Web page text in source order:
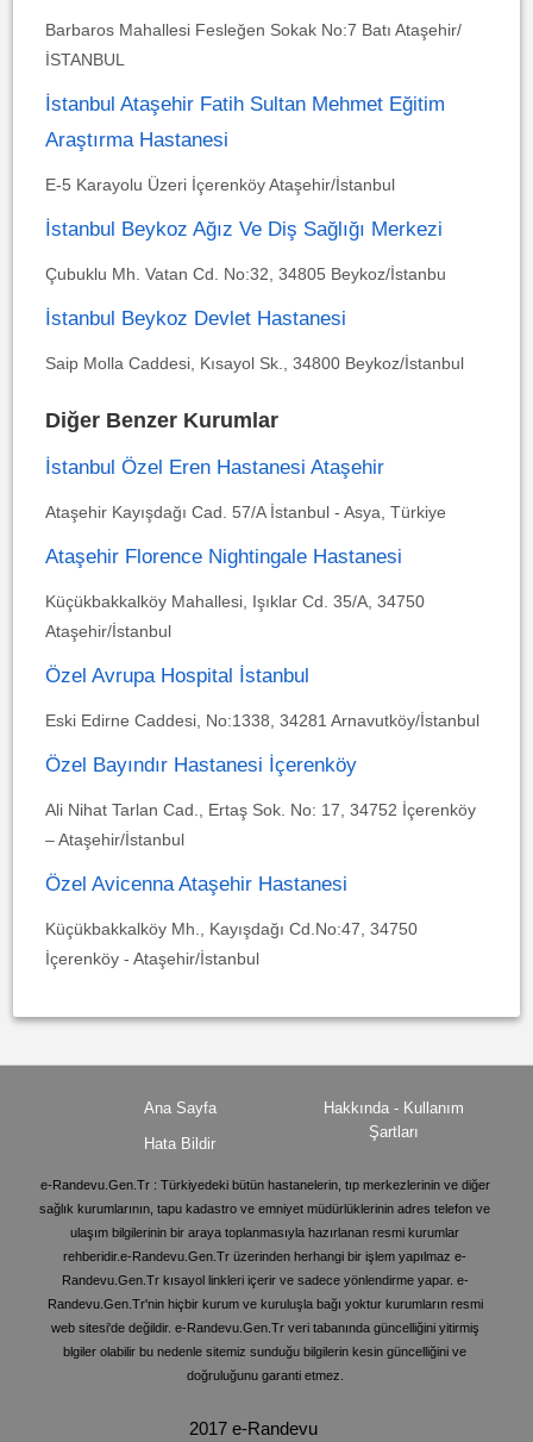
Barbaros Mahallesi Fesleğen Sokak No:7 Batı Ataşehir/
İSTANBUL
İstanbul Ataşehir Fatih Sultan Mehmet Eğitim
Araştırma Hastanesi
E-5 Karayolu Üzeri İçerenköy Ataşehir/İstanbul
İstanbul Beykoz Ağız Ve Diş Sağlığı Merkezi
Çubuklu Mh. Vatan Cd. No:32, 34805 Beykoz/İstanbu
İstanbul Beykoz Devlet Hastanesi
Saip Molla Caddesi, Kısayol Sk., 34800 Beykoz/İstanbul
Diğer Benzer Kurumlar
İstanbul Özel Eren Hastanesi Ataşehir
Ataşehir Kayışdağı Cad. 57/A İstanbul - Asya, Türkiye
Ataşehir Florence Nightingale Hastanesi
Küçükbakkalköy Mahallesi, Işıklar Cd. 35/A, 34750
Ataşehir/İstanbul
Özel Avrupa Hospital İstanbul
Eski Edirne Caddesi, No:1338, 34281 Arnavutköy/İstanbul
Özel Bayındır Hastanesi İçerenköy
Ali Nihat Tarlan Cad., Ertaş Sok. No: 17, 34752 İçerenköy
– Ataşehir/İstanbul
Özel Avicenna Ataşehir Hastanesi
Küçükbakkalköy Mh., Kayışdağı Cd.No:47, 34750
İçerenköy - Ataşehir/İstanbul
Ana Sayfa
Hakkında - Kullanım
Şartları
Hata Bildir
e-Randevu.Gen.Tr : Türkiyedeki bütün hastanelerin, tıp merkezlerinin ve diğer
sağlık kurumlarının, tapu kadastro ve emniyet müdürlüklerinin adres telefon ve
ulaşım bilgilerinin bir araya toplanmasıyla hazırlanan resmi kurumlar
rehberidir.e-Randevu.Gen.Tr üzerinden herhangi bir işlem yapılmaz e-
Randevu.Gen.Tr kısayol linkleri içerir ve sadece yönlendirme yapar. e-
Randevu.Gen.Tr'nin hiçbir kurum ve kuruluşla bağı yoktur kurumların resmi
web sitesi'de değildir. e-Randevu.Gen.Tr veri tabanında güncelliğini yitirmiş
blgiler olabilir bu nedenle sitemiz sunduğu bilgilerin kesin güncelliğini ve
doğruluğunu garanti etmez.
2017 e-Randevu